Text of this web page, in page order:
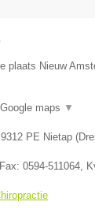
plaats Nieuw
Google maps ▼
9312 PE Nietap (
0594-511064,